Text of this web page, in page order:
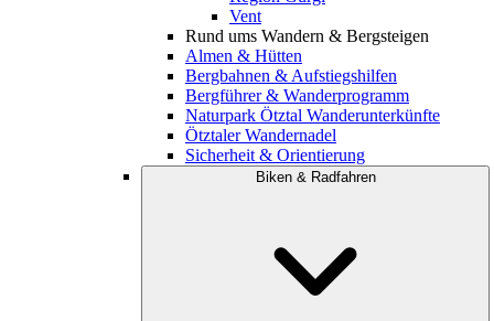
Vent
Rund ums Wandern & Bergsteigen
Almen & Hütten
Bergbahnen & Aufstiegshilfen
Bergführer & Wanderprogramm
Naturpark Ötztal Wanderunterkünfte
Ötztaler Wandernadel
Sicherheit & Orientierung
Biken & Radfahren